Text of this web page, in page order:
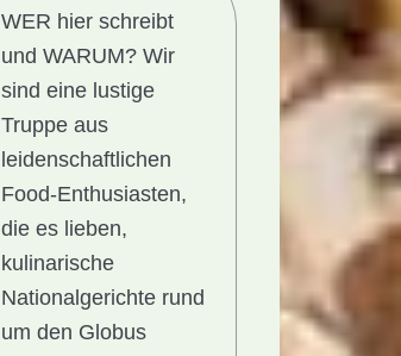
WER hier schreibt
und WARUM?Wir
sind eine lustige
Truppe aus
leidenschaftlichen
Food-Enthusiasten,
die es lieben,
kulinarische
Nationalgerichte rund
um den Globus